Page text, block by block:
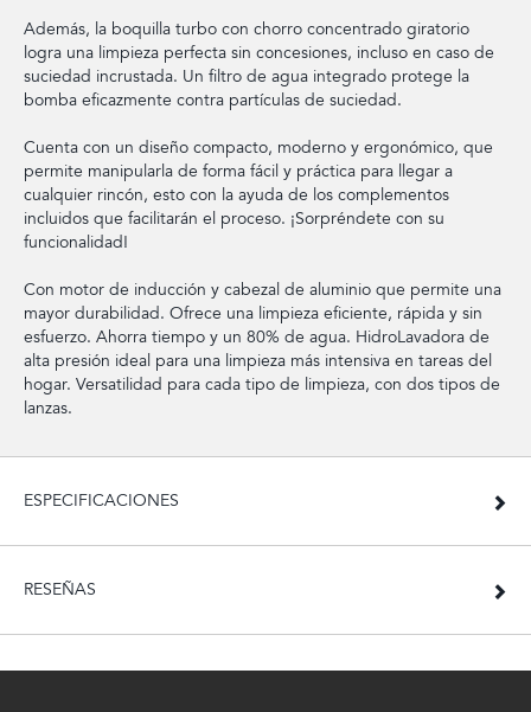
Además, la boquilla turbo con chorro concentrado giratorio
logra una limpieza perfecta sin concesiones, incluso en caso de
suciedad incrustada. Un filtro de agua integrado protege la
bomba eficazmente contra partículas de suciedad.
Cuenta con un diseño compacto, moderno y ergonómico, que
permite manipularla de forma fácil y práctica para llegar a
cualquier rincón, esto con la ayuda de los complementos
incluidos que facilitarán el proceso. ¡Sorpréndete con su
funcionalidad!
Con motor de inducción y cabezal de aluminio que permite una
mayor durabilidad. Ofrece una limpieza eficiente, rápida y sin
esfuerzo. Ahorra tiempo y un 80% de agua. HidroLavadora de
alta presión ideal para una limpieza más intensiva en tareas del
hogar. Versatilidad para cada tipo de limpieza, con dos tipos de
lanzas.
ESPECIFICACIONES
RESEÑAS